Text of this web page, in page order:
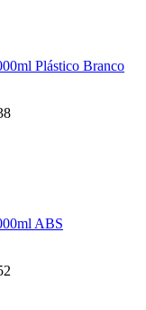
Plástico Branco
ABS